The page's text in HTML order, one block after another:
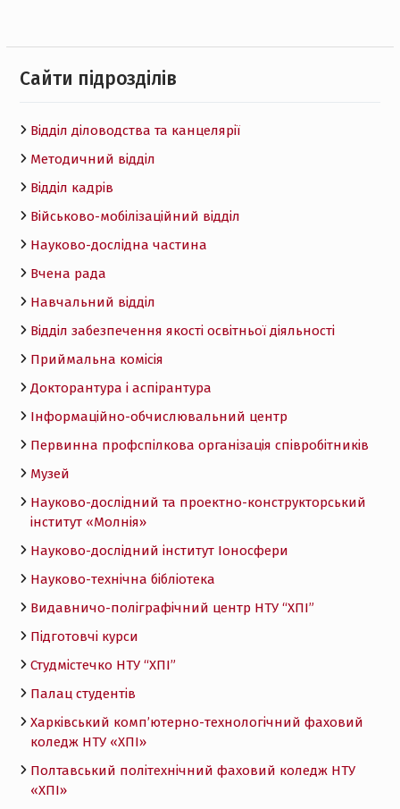
Cайти підрозділів
Відділ діловодства та канцелярії
Методичний відділ
Відділ кадрів
Військово-мобілізаційний відділ
Науково-дослідна частина
Вчена рада
Навчальний відділ
Відділ забезпечення якості освітньої діяльності
Приймальна комісія
Докторантура і аспірантура
Інформаційно-обчислювальний центр
Первинна профспілкова організація співробітників
Музей
Науково-дослідний та проектно-конструкторський
інститут «Молнія»
Науково-дослідний інститут Іоносфери
Науково-технічна бібліотека
Видавничо-поліграфічний центр НТУ “ХПІ”
Підготовчі курси
Студмістечко НТУ “ХПІ”
Палац студентів
Харківський комп’ютерно-технологічний фаховий
коледж НТУ «ХПI»
Полтавський політехнічний фаховий коледж НТУ
«ХПI»